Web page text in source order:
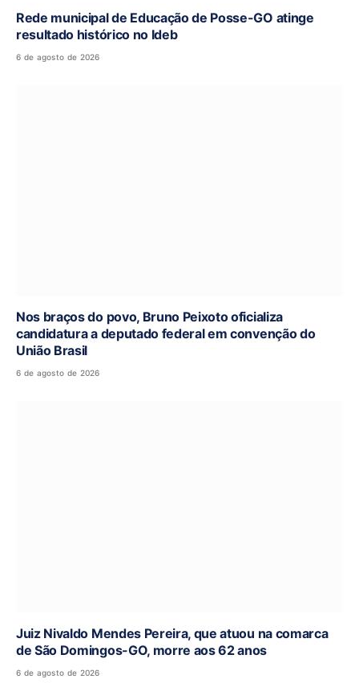
Rede municipal de Educação de Posse-GO atinge
resultado histórico no Ideb
6 de agosto de 2026
Nos braços do povo, Bruno Peixoto oficializa
candidatura a deputado federal em convenção do
União Brasil
6 de agosto de 2026
Juiz Nivaldo Mendes Pereira, que atuou na comarca
de São Domingos-GO, morre aos 62 anos
6 de agosto de 2026